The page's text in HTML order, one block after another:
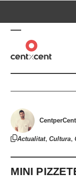
Open
mobile
menu
Close
mobile
menu
Actualitat,Cultura,
MINI